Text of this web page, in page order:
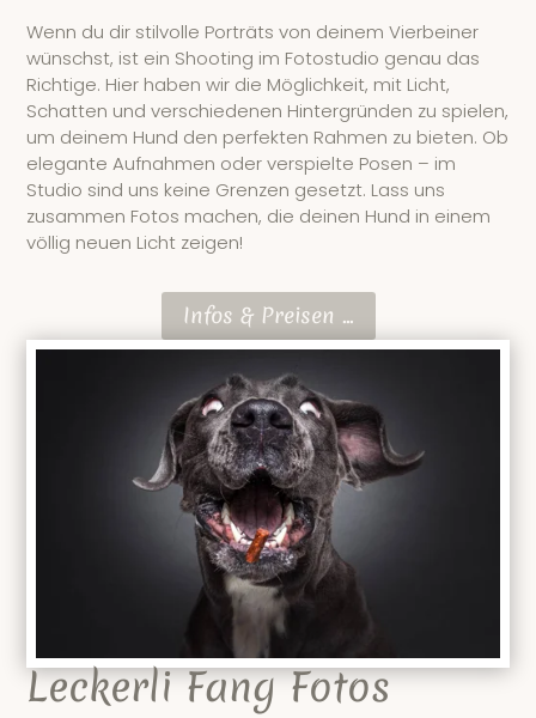
Wenn du dir stilvolle Porträts von deinem Vierbeiner
wünschst, ist ein Shooting im Fotostudio genau das
Richtige. Hier haben wir die Möglichkeit, mit Licht,
Schatten und verschiedenen Hintergründen zu spielen,
um deinem Hund den perfekten Rahmen zu bieten. Ob
elegante Aufnahmen oder verspielte Posen – im
Studio sind uns keine Grenzen gesetzt. Lass uns
zusammen Fotos machen, die deinen Hund in einem
völlig neuen Licht zeigen!
Infos & Preisen ...
Leckerli Fang Fotos